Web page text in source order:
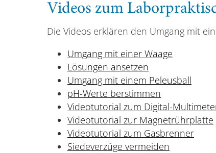
Videos zum
Die Videos erklären den Umgang mit
Umgang mit einer Waage
Lösungen ansetzen
Umgang mit einem Peleusball
pH-Werte berstimmen
Videotutorial zum Digital-
Videotutorial zur Magnetrührplatte
Videotutorial zum Gasbrenner
Siedeverzüge vermeiden